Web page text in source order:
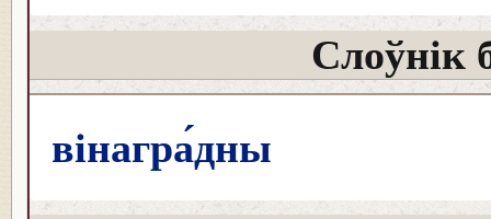
Слоўнік
вінагра́дны